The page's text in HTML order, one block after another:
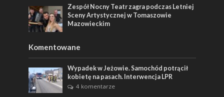
Zespół Nocny Teatr zagra podczas Letniej
Sceny Artystycznej w Tomaszowie
Mazowieckim
Komentowane
Wypadek w Jeżowie. Samochód potrącił
kobietę na pasach. Interwencja LPR
4 komentarze